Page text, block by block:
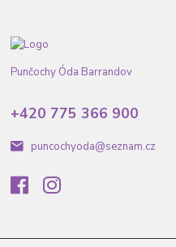
Punčochy Óda Barrandov
+420 775 366 900
puncochyoda@seznam.cz